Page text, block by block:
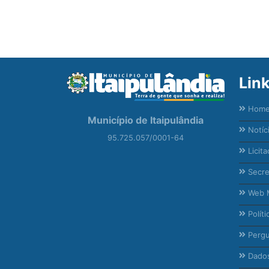
Município de Itaipulândia
95.725.057/0001-64
Web